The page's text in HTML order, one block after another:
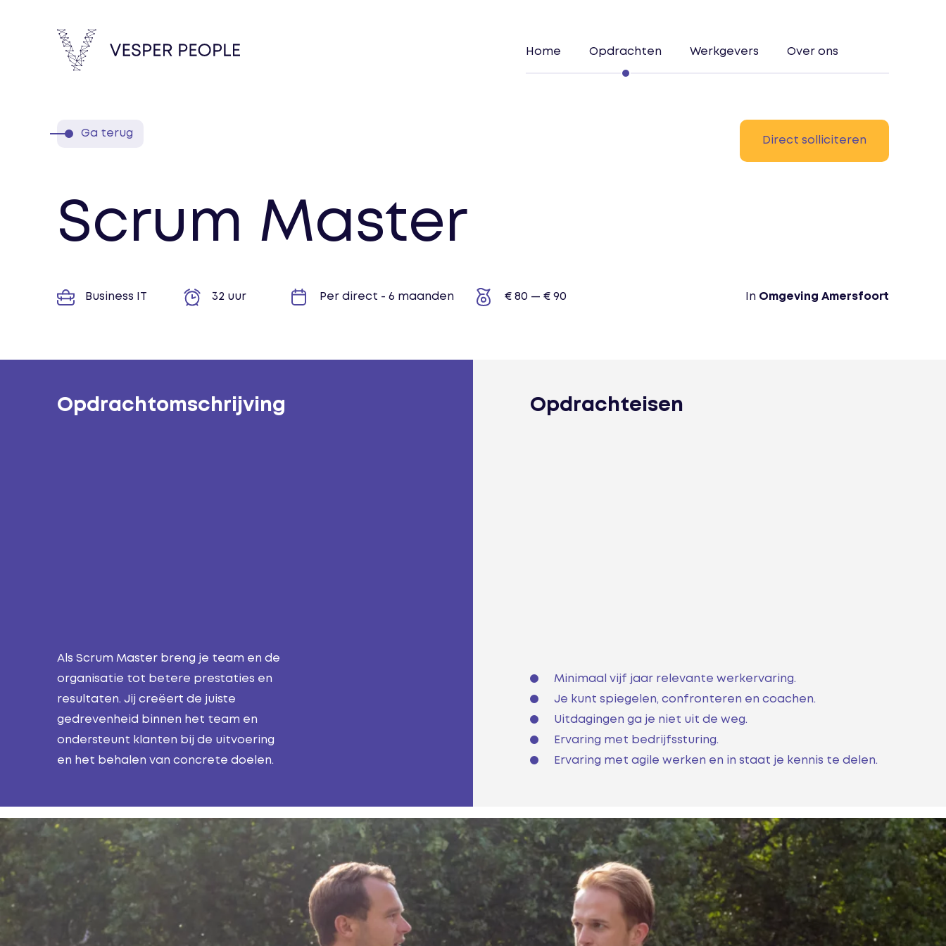
Home Opdrachten Werkgevers Over ons
Ga terug
Direct solliciteren
Scrum Master
Business IT 32 uur Per direct - 6 maanden € 80 — € 90 In Omgeving Amersfoort
Opdrachtomschrijving
Als Scrum Master breng je team en de
organisatie tot betere prestaties en
resultaten. Jij creëert de juiste
gedrevenheid binnen het team en
ondersteunt klanten bij de uitvoering
en het behalen van concrete doelen.
Opdrachteisen
Minimaal vijf jaar relevante werkervaring.
Je kunt spiegelen, confronteren en coachen.
Uitdagingen ga je niet uit de weg.
Ervaring met bedrijfssturing.
Ervaring met agile werken en in staat je kennis te delen.